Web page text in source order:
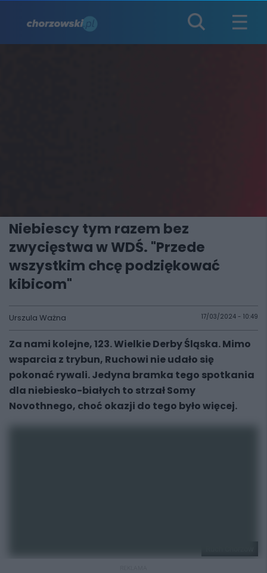
Niebiescy tym razem bez
zwycięstwa w WDŚ. "Przede
wszystkim chcę podziękować
kibicom"
Urszula Ważna 17/03/2024 - 10:49
Za nami kolejne, 123. Wielkie Derby Śląska. Mimo
wsparcia z trybun, Ruchowi nie udało się
pokonać rywali. Jedyna bramka tego spotkania
dla niebiesko-białych to strzał Somy
Novothnego, choć okazji do tego było więcej.